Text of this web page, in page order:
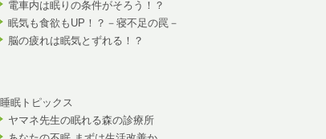
電車内は眠りの条件がそろう！？
眠気も食欲もUP！？－寝不足の罠－
脳の疲れは眠気とずれる！？
睡眠トピックス
ヤマネ先生の眠れる森の診療所